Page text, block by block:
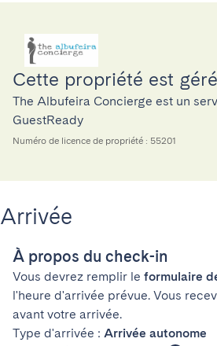
Cette propriété est
The Albufeira Concierge est un
GuestReady
Numéro de licence de propriété : 55201
Arrivée
À propos du check-in
Vous devrez remplir le formulaire
l'heure d'arrivée prévue. Vous
avant votre arrivée.
Type d'arrivée : Arrivée autonome